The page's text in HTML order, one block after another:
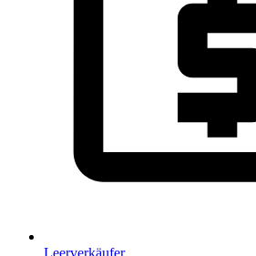
Leerverkäufer